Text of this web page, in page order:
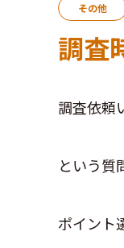
その他
調査
調査依頼
という質
ポイント